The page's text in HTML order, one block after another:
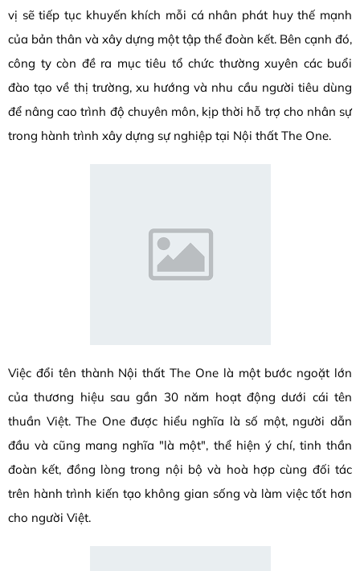
vị sẽ tiếp tục khuyến khích mỗi cá nhân phát huy thế mạnh
của bản thân và xây dựng một tập thể đoàn kết. Bên cạnh đó,
công ty còn đề ra mục tiêu tổ chức thường xuyên các buổi
đào tạo về thị trường, xu hướng và nhu cầu người tiêu dùng
để nâng cao trình độ chuyên môn, kịp thời hỗ trợ cho nhân sự
trong hành trình xây dựng sự nghiệp tại Nội thất The One.
Việc đổi tên thành Nội thất The One là một bước ngoặt lớn
của thương hiệu sau gần 30 năm hoạt động dưới cái tên
thuần Việt. The One được hiểu nghĩa là số một, người dẫn
đầu và cũng mang nghĩa "là một", thể hiện ý chí, tinh thần
đoàn kết, đồng lòng trong nội bộ và hoà hợp cùng đối tác
trên hành trình kiến tạo không gian sống và làm việc tốt hơn
cho người Việt.